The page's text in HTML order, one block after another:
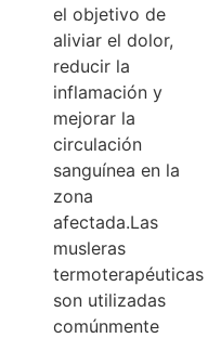
el objetivo de
aliviar el dolor,
reducir la
inflamación y
mejorar la
circulación
sanguínea en la
zona
afectada.Las
musleras
termoterapéuticas
son utilizadas
comúnmente